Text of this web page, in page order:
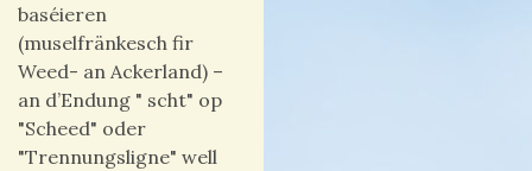
baséieren
(muselfränkesch fir
Weed- an Ackerland) –
an d’Endung " scht" op
"Scheed" oder
"Trennungsligne" well